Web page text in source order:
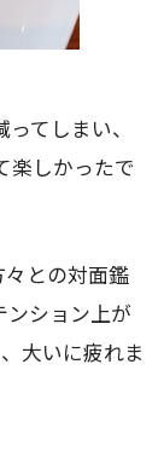
てしまい、
楽しかったで
との対面鑑
ンション上が
大いに疲れま